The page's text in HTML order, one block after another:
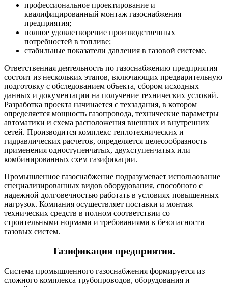
профессиональное проектирование и
квалифицированный монтаж газоснабжения
предприятия;
полное удовлетворение производственных
потребностей в топливе;
стабильные показатели давления в газовой системе.
Ответственная деятельность по газоснабжению предприятия
состоит из нескольких этапов, включающих предварительную
подготовку с обследованием объекта, сбором исходных
данных и документации на получение технических условий.
Разработка проекта начинается с техзадания, в котором
определяется мощность газопровода, технические параметры
автоматики и схема расположения внешних и внутренних
сетей. Производится комплекс теплотехнических и
гидравлических расчетов, определяется целесообразность
применения одноступенчатых, двухступенчатых или
комбинированных схем газификации.
Промышленное газоснабжение подразумевает использование
специализированных видов оборудования, способного с
надежной долговечностью работать в условиях повышенных
нагрузок. Компания осуществляет поставки и монтаж
технических средств в полном соответствии со
строительными нормами и требованиями к безопасности
газовых систем.
Газификация предприятия.
Система промышленного газоснабжения формируется из
сложного комплекса трубопроводов, оборудования и